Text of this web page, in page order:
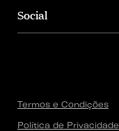
Social
Termos e Condições
Política de Privacidade